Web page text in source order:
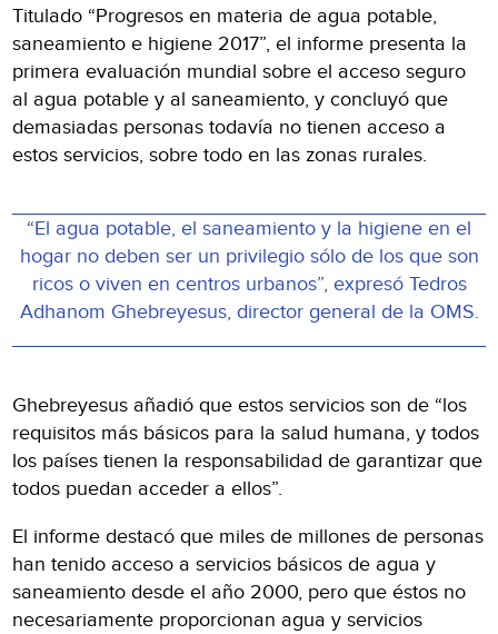
Titulado “Progresos en materia de agua potable,
saneamiento e higiene 2017”, el informe presenta la
primera evaluación mundial sobre el acceso seguro
al agua potable y al saneamiento, y concluyó que
demasiadas personas todavía no tienen acceso a
estos servicios, sobre todo en las zonas rurales.
“El agua potable, el saneamiento y la higiene en el
hogar no deben ser un privilegio sólo de los que son
ricos o viven en centros urbanos”, expresó Tedros
Adhanom Ghebreyesus, director general de la OMS.
Ghebreyesus añadió que estos servicios son de “los
requisitos más básicos para la salud humana, y todos
los países tienen la responsabilidad de garantizar que
todos puedan acceder a ellos”.
El informe destacó que miles de millones de personas
han tenido acceso a servicios básicos de agua y
saneamiento desde el año 2000, pero que éstos no
necesariamente proporcionan agua y servicios